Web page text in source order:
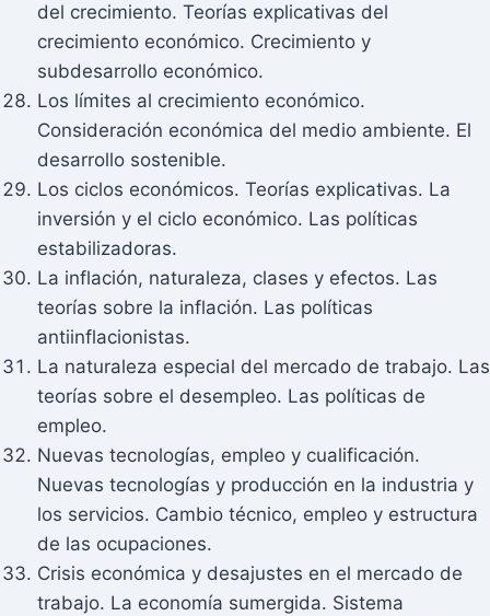
del crecimiento. Teorías explicativas del
crecimiento económico. Crecimiento y
subdesarrollo económico.
Los límites al crecimiento económico.
Consideración económica del medio ambiente. El
desarrollo sostenible.
Los ciclos económicos. Teorías explicativas. La
inversión y el ciclo económico. Las políticas
estabilizadoras.
La inflación, naturaleza, clases y efectos. Las
teorías sobre la inflación. Las políticas
antiinflacionistas.
La naturaleza especial del mercado de trabajo. Las
teorías sobre el desempleo. Las políticas de
empleo.
Nuevas tecnologías, empleo y cualificación.
Nuevas tecnologías y producción en la industria y
los servicios. Cambio técnico, empleo y estructura
de las ocupaciones.
Crisis económica y desajustes en el mercado de
trabajo. La economía sumergida. Sistema